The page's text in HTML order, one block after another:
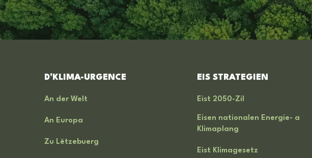
D'KLIMA-URGENCE
An der Welt
An Europa
Zu Lëtzebuerg
EIS STRATEGIEN
Eist 2050-Zil
Eisen nationalen Energie- a
Klimaplang
Eist Klimagesetz